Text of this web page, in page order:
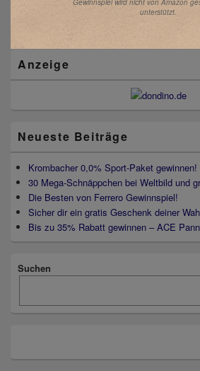
Anzeige
Neueste Beiträge
Krombacher 0,0% Sport-Paket gewinnen!
30 Mega-Schnäppchen bei Weltbild und
Die Besten von Ferrero Gewinnspiel!
Sicher dir ein gratis Geschenk deiner
Bis zu 35% Rabatt gewinnen – ACE
Suchen
unterstützt.